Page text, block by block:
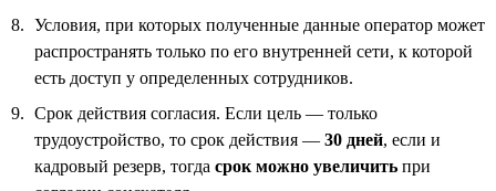
Условия, при которых полученные данные оператор может
распространять только по его внутренней сети, к которой
есть доступ у определенных сотрудников.
Срок действия согласия. Если цель — только
трудоустройство, то срок действия — 30 дней, если и
кадровый резерв, тогда срок можно увеличить при